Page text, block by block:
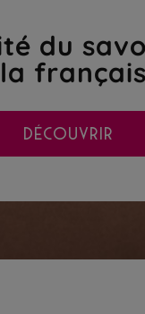
du
DÉCOUVRIR